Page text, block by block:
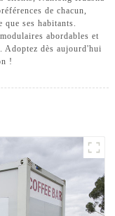
de chacun,
que ses habitants.
abordables et
Adoptez dès aujourd'hui
!